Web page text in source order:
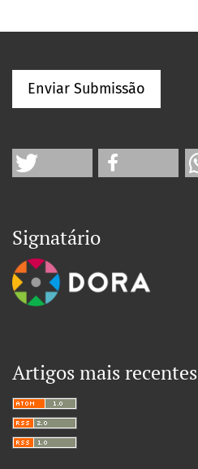
Enviar Submissão
Signatário
Artigos mais recentes